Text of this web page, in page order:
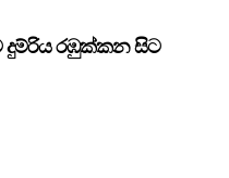
දුම්රිය රඹුක්කන සිට